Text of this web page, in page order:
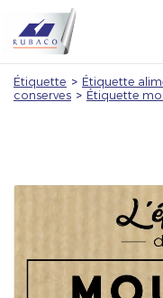
Étiquette > Étiquette
conserves > Étiquette